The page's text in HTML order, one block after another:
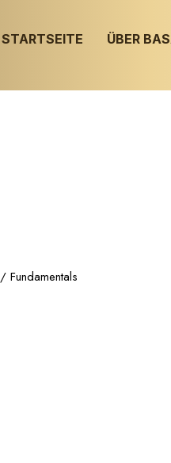
STARTSEITE ÜBER
/ Fundamentals